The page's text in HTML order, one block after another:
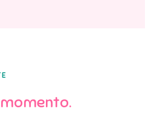
momento.